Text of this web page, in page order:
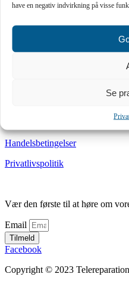
have en negativ indvirkning på visse
Se
Alle hverdage Kl: 10-18
Lørdag Kl: 10-14
Handelsbetingelser
Privatlivspolitik
Vær den første til at høre om
Email
Tilmeld
Facebook
Copyright © 2023